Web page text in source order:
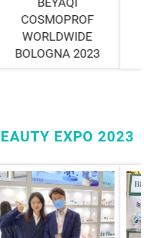
COSMOPROF
WORLDWIDE
BOLOGNA 2023
EXPO 2023